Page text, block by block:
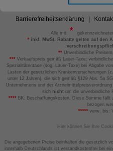
Barrierefreiheitserklärung
Alle mit
*inkl. MwSt. Rabatte gelten auf den
** Unverbindliche
*** Verkaufspreis gemäß Lauer-Taxe;
Spezialitätentaxe (sog. Lauer-Taxe) bei Abgabe
Lasten der gesetzlichen Krankenversicherungen
unter 12 Jahren), die sich gemäß §129 Abs. 5a
Unternehmens und der
sich nicht um die unverbindliche
****BK: Beschaffungskosten. Diese Summe fällt
bezogen
*****verw. bis:
Hier können Sie Ihre
Die angegebenen Preise beinhalten die gesetzlich
innerhalb Deutschlands ist versandkostenfrei bei